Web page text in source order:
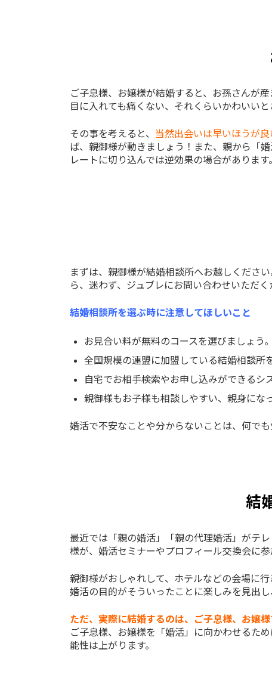
ご子息様、お嬢様が結婚すると、お孫さんが産
目に入れても痛くない、それくらいかわいい
その事を考えると、 当然出会いは早いほうが良
ば、親御様が動きましょう！また、親から「
レートに切り込んでは逆効果の場合があります。
まずは、親御様が結婚相談所へお越しくださ
ら、迷わず、ジュブレにお問い合わせいただ
結婚相談所を選ぶ時に注意してほしいこと
お見合い料が無料のコースを選びましょう
全国規模の連盟に加盟している結婚相談所
自宅でお相手検索やお申し込みができるシ
親御様もお子様も相談しやすい、親身にな
婚活で不安なことや分からないことは、何で
結
最近では「親の婚活」「親の代理婚活」がテ
様が、婚活セミナーやプロフィール交換会に
親御様がおしゃれして、ホテルなどの会場に行
婚活の目的がそういったことに楽しみを見出
ただ、実際に結婚するのは、ご子息様、お嬢様
ご子息様、お嬢様を「婚活」に向かわせるた
能性は上がります。